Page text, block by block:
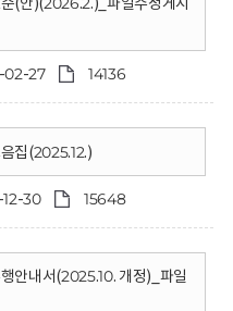
02-27 14136
집(2025.12.)
30 15648
안내서(2025.10. 개정)_파일